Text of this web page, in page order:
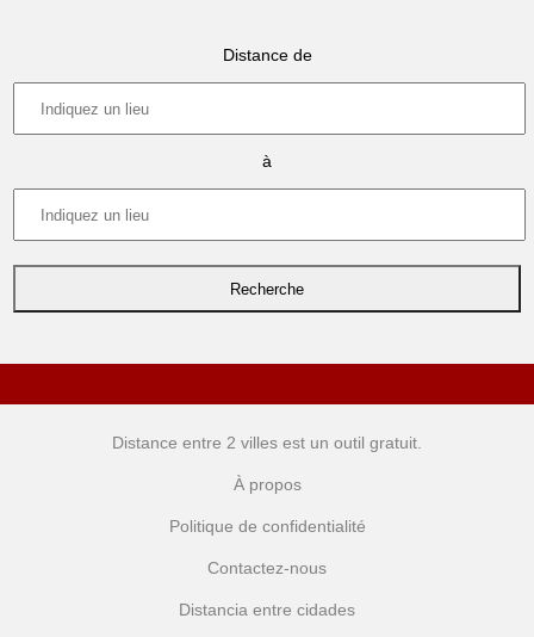
Distance de
à
Distance entre 2 villes est un outil gratuit.
À propos
Politique de confidentialité
Contactez-nous
Distancia entre cidades